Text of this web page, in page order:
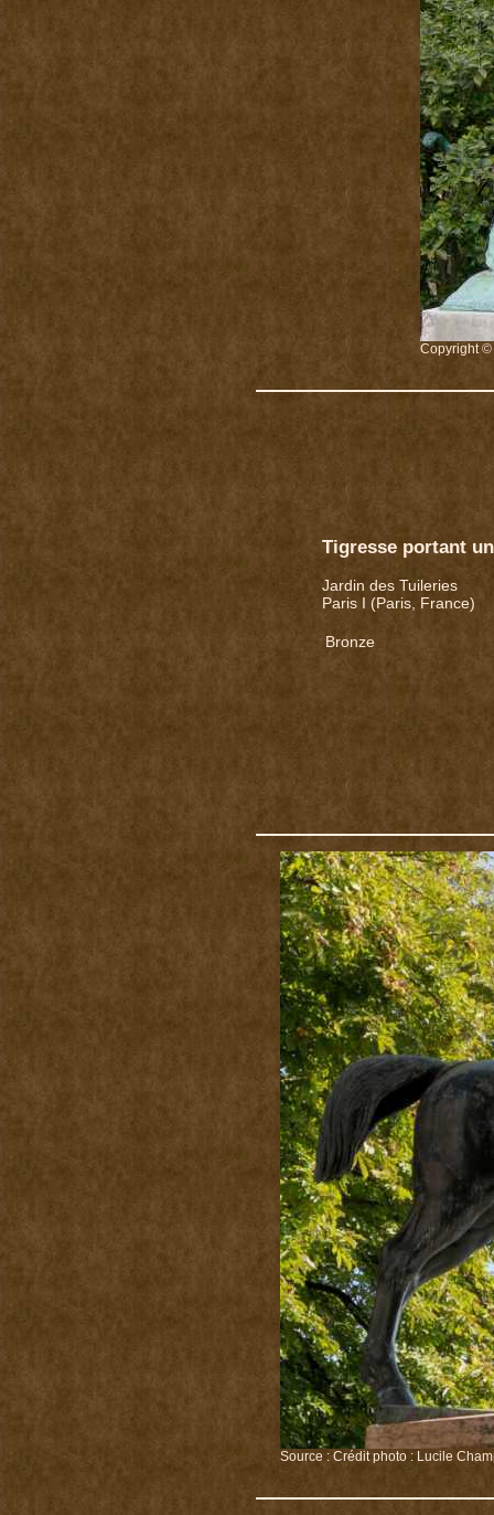
Copyright ©
Tigresse portant
Jardin des Tuileries
Paris I (Paris, France)
Bronze
Source : Crédit photo : Lucile